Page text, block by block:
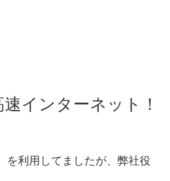
インターネット！
を利用してましたが、弊社役